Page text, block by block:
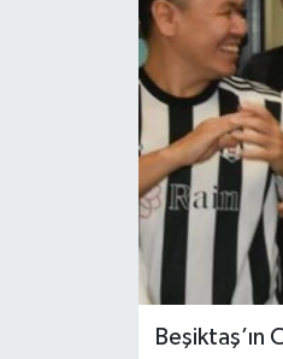
TEKNOLOJİ
TİCARET